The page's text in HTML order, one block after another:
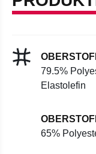
79.5%
Elastolefin
65%